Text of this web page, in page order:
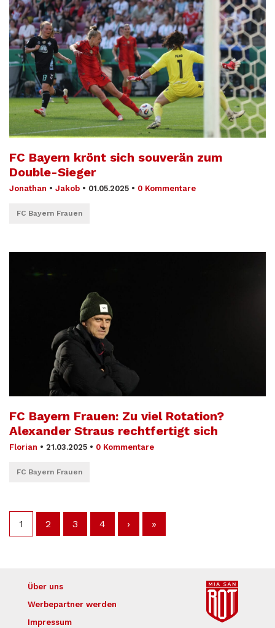
FC Bayern krönt sich souverän zum
Double-Sieger
Jonathan • Jakob • 01.05.2025 • 0 Kommentare
FC Bayern Frauen
FC Bayern Frauen: Zu viel Rotation?
Alexander Straus rechtfertigt sich
Florian • 21.03.2025 • 0 Kommentare
FC Bayern Frauen
1 2 3 4 › »
Über uns
Werbepartner werden
Impressum